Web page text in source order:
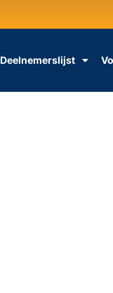
Deelnemerslijst